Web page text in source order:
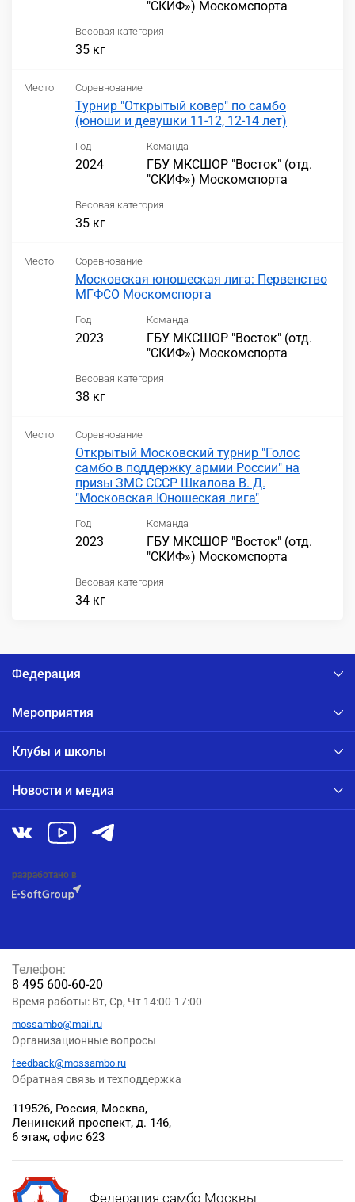
"СКИФ») Москомспорта
Весовая категория
35 кг
Место Соревнование
Турнир "Открытый ковер" по самбо
(юноши и девушки 11-12, 12-14 лет)
Год
2024
Команда
ГБУ МКСШОР "Восток" (отд.
"СКИФ») Москомспорта
Весовая категория
35 кг
Место Соревнование
Московская юношеская лига: Первенство
МГФСО Москомспорта
Год
2023
Команда
ГБУ МКСШОР "Восток" (отд.
"СКИФ») Москомспорта
Весовая категория
38 кг
Место Соревнование
Открытый Московский турнир "Голос
самбо в поддержку армии России" на
призы ЗМС СССР Шкалова В. Д.
"Московская Юношеская лига"
Год
2023
Команда
ГБУ МКСШОР "Восток" (отд.
"СКИФ») Москомспорта
Весовая категория
34 кг
Федерация
Мероприятия
Клубы и школы
Новости и медиа
разработано в
Федерация самбо Москвы
119526, Россия, Москва,
Ленинский проспект, д. 146,
6 этаж, офис 623
Телефон:
8 495 600-60-20
Время работы: Вт, Ср, Чт 14:00-17:00
mossambo@mail.ru
Организационные вопросы
feedback@mossambo.ru
Обратная связь и техподдержка